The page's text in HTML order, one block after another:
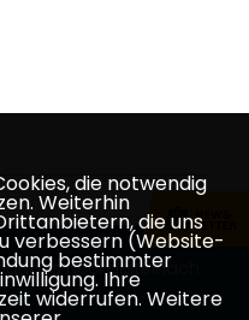
Neckarsteinach
die notwendig
Weiterhin
die uns
verbessern (Website-
bestimmter
Ihre
widerrufen. Weitere